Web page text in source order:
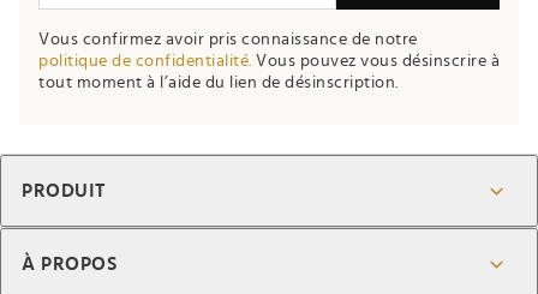
Vous confirmez avoir pris connaissance de notre
politique de confidentialité. Vous pouvez vous désinscrire à
tout moment à l’aide du lien de désinscription.
PRODUIT
À PROPOS